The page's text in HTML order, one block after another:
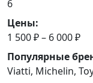
6
Цены:
1 500 ₽ – 6 000 ₽
Популярные
Viatti, Michelin,